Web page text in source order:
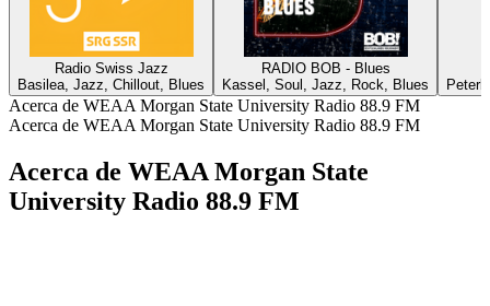
Radio Swiss Jazz
Basilea, Jazz, Chillout, Blues
RADIO BOB - Blues
Kassel, Soul, Jazz, Rock, Blues
Acerca de WEAA Morgan State University Radio 88.9 FM
Acerca de WEAA Morgan State University Radio 88.9 FM
Acerca de WEAA Morgan State
University Radio 88.9 FM